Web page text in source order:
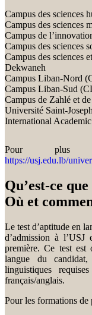
Campus des sciences
Campus des sciences
Campus de
Campus des sciences
Campus des sciences
Dekwaneh
Campus Liban-Nord
Campus Liban-Sud
Campus de Zahlé et
Université Saint-
International
Pour plus
https://usj.edu.lb/
Qu’est-ce
Où et
Le test d’aptitude en
d’admission à
première. Ce test est
langue du
linguistiques
français/anglais.
Pour les formations de